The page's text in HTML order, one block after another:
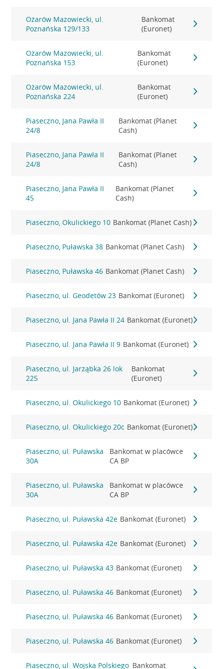
Ożarów Mazowiecki, ul.
Poznańska 129/133
Bankomat
(Euronet)
Ożarów Mazowiecki, ul.
Poznańska 153
Bankomat
(Euronet)
Ożarów Mazowiecki, ul.
Poznańska 224
Bankomat
(Euronet)
Piaseczno, Jana Pawła II
24/8
Bankomat (Planet
Cash)
Piaseczno, Jana Pawła II
24/8
Bankomat (Planet
Cash)
Piaseczno, Jana Pawła II
45
Bankomat (Planet
Cash)
Piaseczno, Okulickiego 10 Bankomat (Planet Cash)
Piaseczno, Puławska 38 Bankomat (Planet Cash)
Piaseczno, Puławska 46 Bankomat (Planet Cash)
Piaseczno, ul. Geodetów 23 Bankomat (Euronet)
Piaseczno, ul. Jana Pawła II 24 Bankomat (Euronet)
Piaseczno, ul. Jana Pawła II 9 Bankomat (Euronet)
Piaseczno, ul. Jarząbka 26 lok
225
Bankomat
(Euronet)
Piaseczno, ul. Okulickiego 10 Bankomat (Euronet)
Piaseczno, ul. Okulickiego 20c Bankomat (Euronet)
Piaseczno, ul. Puławska
30A
Bankomat w placówce
CA BP
Piaseczno, ul. Puławska
30A
Bankomat w placówce
CA BP
Piaseczno, ul. Puławska 42e Bankomat (Euronet)
Piaseczno, ul. Puławska 42e Bankomat (Euronet)
Piaseczno, ul. Puławska 43 Bankomat (Euronet)
Piaseczno, ul. Puławska 46 Bankomat (Euronet)
Piaseczno, ul. Puławska 46 Bankomat (Euronet)
Piaseczno, ul. Puławska 46 Bankomat (Euronet)
Piaseczno, ul. Wojska Polskiego Bankomat